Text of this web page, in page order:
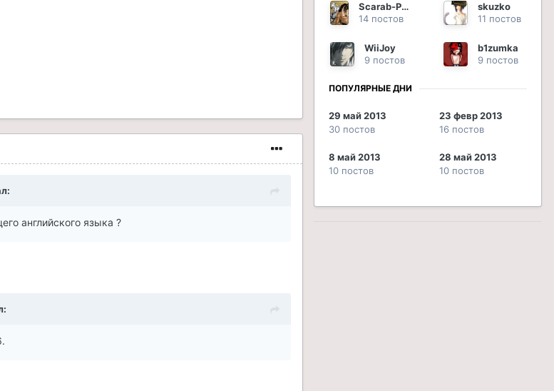
английского языка ?
Scarab-Phoenix
14 постов
skuzko
11 постов
WiiJoy
9 постов
b1zumka
9 постов
ПОПУЛЯРНЫЕ ДНИ
29 май 2013
30 постов
23 февр 2013
16 постов
8 май 2013
10 постов
28 май 2013
10 постов